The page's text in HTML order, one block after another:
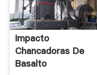
Impacto
Chancadoras De
Basalto